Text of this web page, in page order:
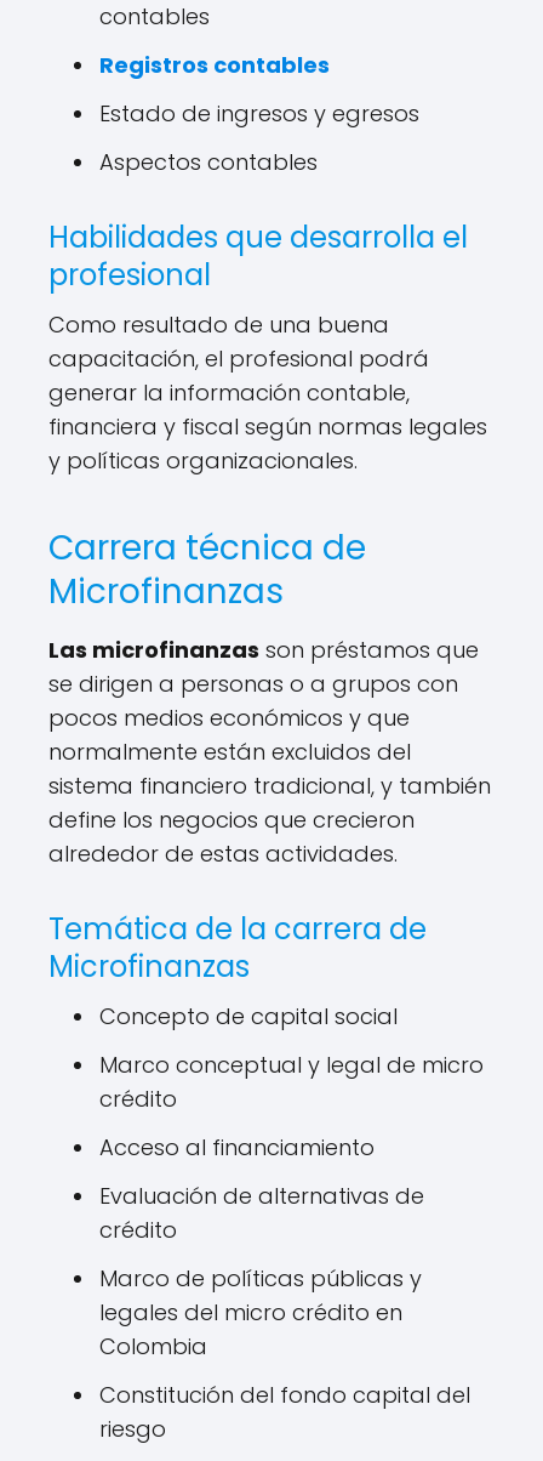
contables
Registros contables
Estado de ingresos y egresos
Aspectos contables
Habilidades que desarrolla el
profesional
Como resultado de una buena
capacitación, el profesional podrá
generar la información contable,
financiera y fiscal según normas legales
y políticas organizacionales.
Carrera técnica de
Microfinanzas
Las microfinanzas son préstamos que
se dirigen a personas o a grupos con
pocos medios económicos y que
normalmente están excluidos del
sistema financiero tradicional, y también
define los negocios que crecieron
alrededor de estas actividades.
Temática de la carrera de
Microfinanzas
Concepto de capital social
Marco conceptual y legal de micro
crédito
Acceso al financiamiento
Evaluación de alternativas de
crédito
Marco de políticas públicas y
legales del micro crédito en
Colombia
Constitución del fondo capital del
riesgo